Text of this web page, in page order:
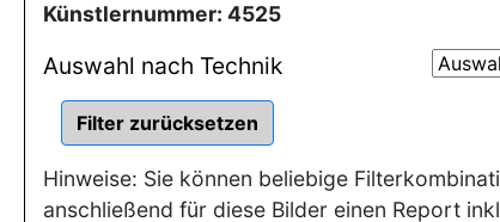
Künstlernummer: 4525
Auswahl nach Technik
Hinweise: Sie können beliebige
anschließend für diese Bilder einen Report